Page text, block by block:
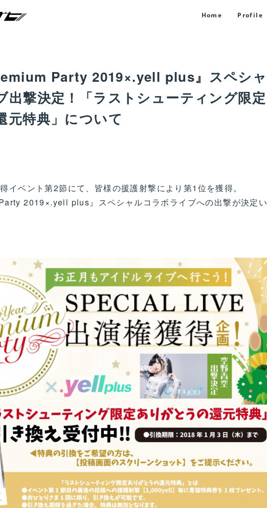
Home Profile
Party 2019×.yell plus』スペシャ
出撃決定！「ラストシューティング限定
元特典」について
イベント第2節にて、皆様の援護射撃により第1位を獲得。
2019×.yell plus』スペシャルコラボライブへの出撃が決定い